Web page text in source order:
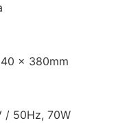
x 380mm
/ 50Hz, 70W